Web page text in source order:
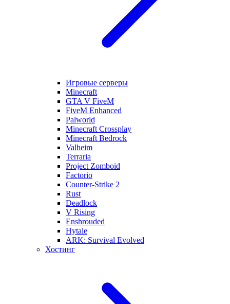
Игровые серверы
Minecraft
GTA V FiveM
FiveM Enhanced
Palworld
Minecraft Crossplay
Minecraft Bedrock
Valheim
Terraria
Project Zomboid
Factorio
Counter-Strike 2
Rust
Deadlock
V Rising
Enshrouded
Hytale
ARK: Survival Evolved
Хостинг